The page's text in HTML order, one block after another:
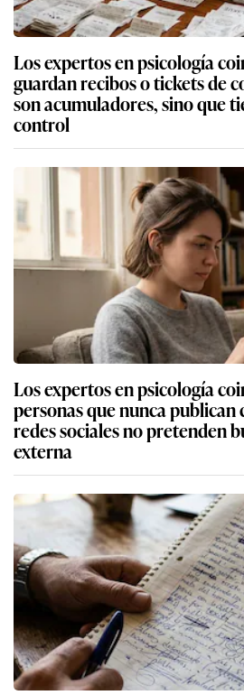
Los expertos en psicología
guardan recibos o tickets de
son acumuladores, sino que
control
Los expertos en psicología
personas que nunca publican
redes sociales no pretenden
externa